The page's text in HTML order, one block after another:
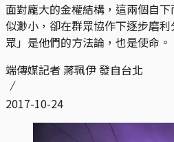
面對龐大的金權結構，這兩個自
似渺小，卻在群眾協作下逐步磨
眾」是他們的方法論，也是使命。
端傳媒記者 蔣珮伊 發自台北
2017-10-24